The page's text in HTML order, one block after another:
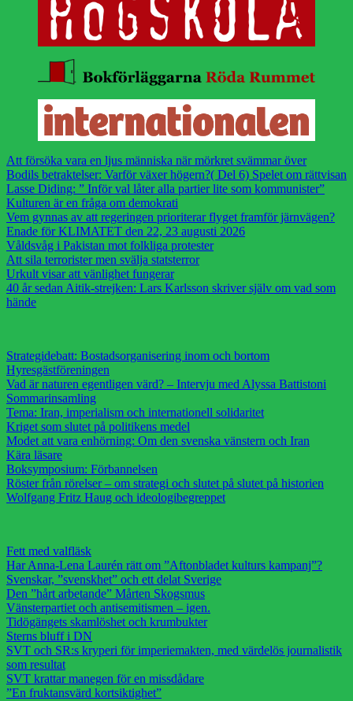
Att försöka vara en ljus människa när mörkret svämmar över
Bodils betraktelser: Varför växer högern?( Del 6) Spelet om rättvisan
Lasse Diding: ” Inför val låter alla partier lite som kommunister”
Kulturen är en fråga om demokrati
Vem gynnas av att regeringen prioriterar flyget framför järnvägen?
Enade för KLIMATET den 22, 23 augusti 2026
Våldsvåg i Pakistan mot folkliga protester
Att sila terrorister men svälja statsterror
Urkult visar att vänlighet fungerar
40 år sedan Aitik-strejken: Lars Karlsson skriver själv om vad som
hände
Strategidebatt: Bostadsorganisering inom och bortom
Hyresgästföreningen
Vad är naturen egentligen värd? – Intervju med Alyssa Battistoni
Sommarinsamling
Tema: Iran, imperialism och internationell solidaritet
Kriget som slutet på politikens medel
Modet att vara enhörning: Om den svenska vänstern och Iran
Kära läsare
Boksymposium: Förbannelsen
Röster från rörelser – om strategi och slutet på slutet på historien
Wolfgang Fritz Haug och ideologibegreppet
Fett med valfläsk
Har Anna-Lena Laurén rätt om ”Aftonbladet kulturs kampanj”?
Svenskar, ”svenskhet” och ett delat Sverige
Den ”hårt arbetande” Mårten Skogsmus
Vänsterpartiet och antisemitismen – igen.
Tidögängets skamlöshet och krumbukter
Sterns bluff i DN
SVT och SR:s kryperi för imperiemakten, med värdelös journalistik
som resultat
SVT krattar manegen för en missdådare
”En fruktansvärd kortsiktighet”